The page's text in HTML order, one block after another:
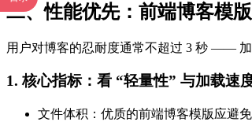
二、性能优先：前端博客模
用户对博客的忍耐度通常不超过 3 秒 —— 加
1. 核心指标：看 “轻量性” 与加载速
文件体积：优质的前端博客模版应避